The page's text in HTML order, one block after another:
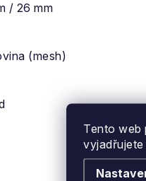
Tento web
/ 26 mm
(mesh)